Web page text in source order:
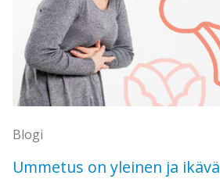
Blogi
Ummetus on yleinen ja